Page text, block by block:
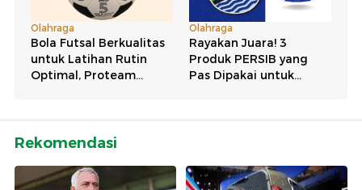
Rekomendasi